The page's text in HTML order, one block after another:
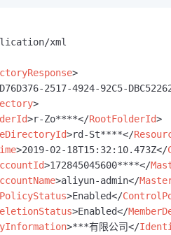
xml
>
2517-4924-92C5-
>
>r-Zo****</RootFolderId>
>rd-St****</
>2019-02-18T15:32:10.473Z</
>172845045600****</
>aliyun-admin</
>Enabled</
>Enabled</
>***有限公司</